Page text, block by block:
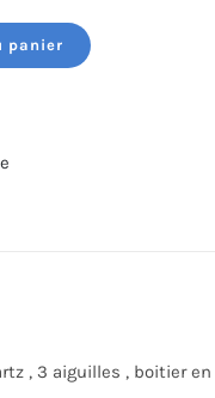
panier
, 3 aiguilles , boitier